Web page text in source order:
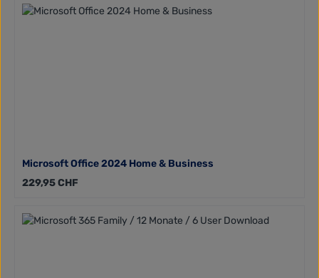
Microsoft Office 2024 Home & Business
Regulärer Preis:
229,95 CHF